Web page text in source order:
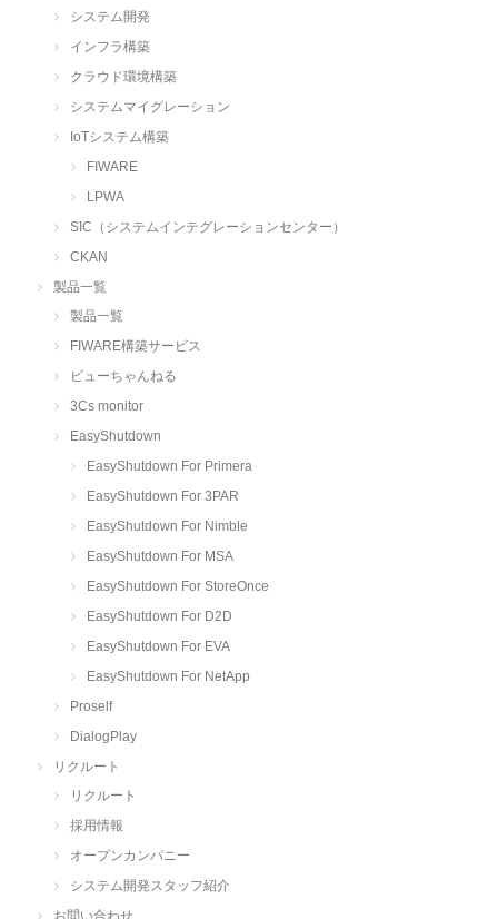
システム開発
インフラ構築
クラウド環境構築
システムマイグレーション
IoTシステム構築
FIWARE
LPWA
SIC（システムインテグレーションセンター）
CKAN
製品一覧
製品一覧
FIWARE構築サービス
ビューちゃんねる
3Cs monitor
EasyShutdown
EasyShutdown For Primera
EasyShutdown For 3PAR
EasyShutdown For Nimble
EasyShutdown For MSA
EasyShutdown For StoreOnce
EasyShutdown For D2D
EasyShutdown For EVA
EasyShutdown For NetApp
Proself
DialogPlay
リクルート
リクルート
採用情報
オープンカンパニー
システム開発スタッフ紹介
お問い合わせ